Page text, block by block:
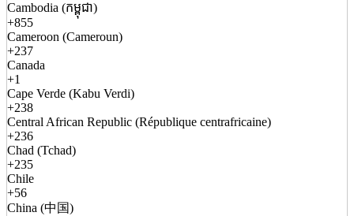
Cambodia (កម្ពុជា)
+855
Cameroon (Cameroun)
+237
Canada
+1
Cape Verde (Kabu Verdi)
+238
Central African Republic (République centrafricaine)
+236
Chad (Tchad)
+235
Chile
+56
China (中国)